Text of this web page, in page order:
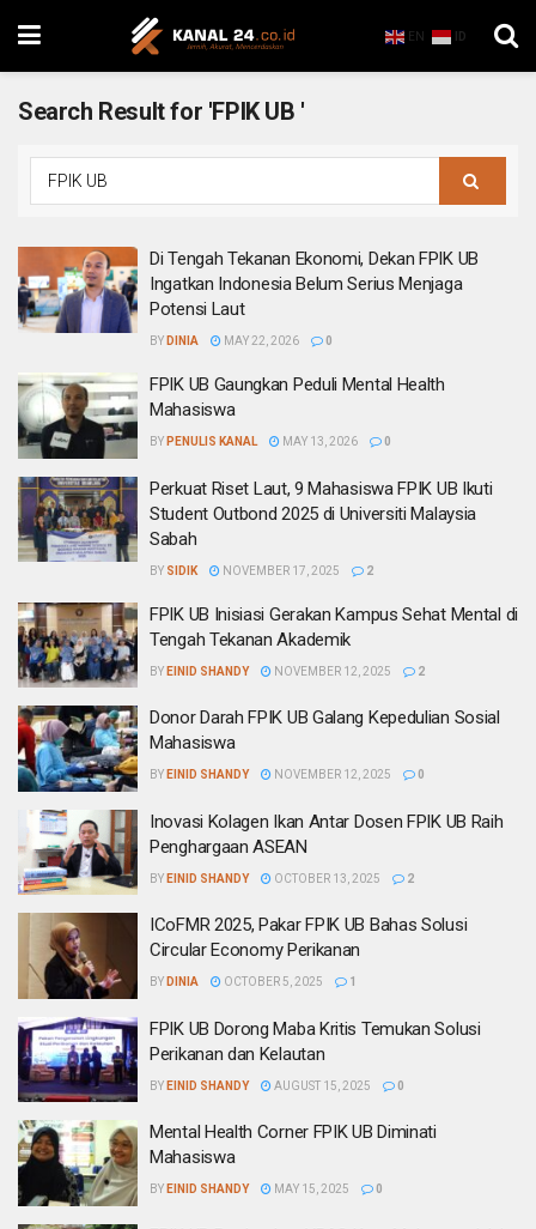
EN ID
Search Result for 'FPIK UB '
Di Tengah Tekanan Ekonomi, Dekan FPIK UB
Ingatkan Indonesia Belum Serius Menjaga
Potensi Laut
BY DINIA MAY 22, 2026 0
FPIK UB Gaungkan Peduli Mental Health
Mahasiswa
BY PENULIS KANAL MAY 13, 2026 0
Perkuat Riset Laut, 9 Mahasiswa FPIK UB Ikuti
Student Outbond 2025 di Universiti Malaysia
Sabah
BY SIDIK NOVEMBER 17, 2025 2
FPIK UB Inisiasi Gerakan Kampus Sehat Mental di
Tengah Tekanan Akademik
BY EINID SHANDY NOVEMBER 12, 2025 2
Donor Darah FPIK UB Galang Kepedulian Sosial
Mahasiswa
BY EINID SHANDY NOVEMBER 12, 2025 0
Inovasi Kolagen Ikan Antar Dosen FPIK UB Raih
Penghargaan ASEAN
BY EINID SHANDY OCTOBER 13, 2025 2
ICoFMR 2025, Pakar FPIK UB Bahas Solusi
Circular Economy Perikanan
BY DINIA OCTOBER 5, 2025 1
FPIK UB Dorong Maba Kritis Temukan Solusi
Perikanan dan Kelautan
BY EINID SHANDY AUGUST 15, 2025 0
Mental Health Corner FPIK UB Diminati
Mahasiswa
BY EINID SHANDY MAY 15, 2025 0